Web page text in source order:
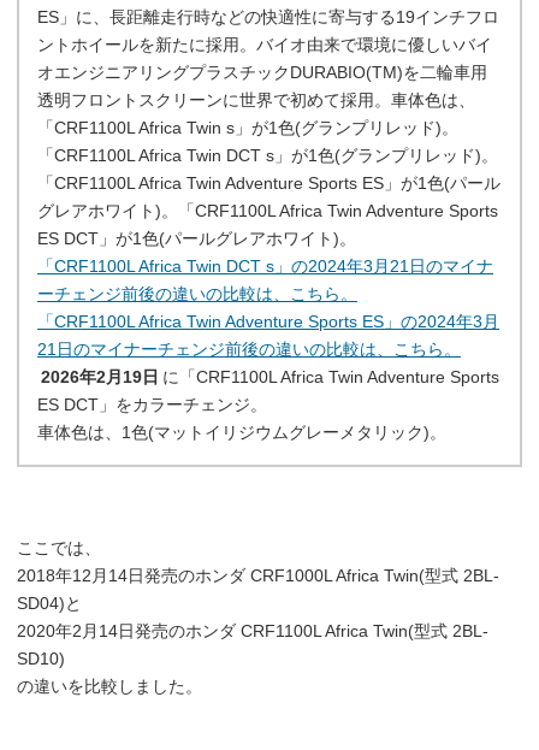
ES」に、長距離走行時などの快適性に寄与する19インチフロ
ントホイールを新たに採用。バイオ由来で環境に優しいバイ
オエンジニアリングプラスチックDURABIO(TM)を二輪車用
透明フロントスクリーンに世界で初めて採用。車体色は、
「CRF1100L Africa Twin s」が1色(グランプリレッド)。
「CRF1100L Africa Twin DCT s」が1色(グランプリレッド)。
「CRF1100L Africa Twin Adventure Sports ES」が1色(パール
グレアホワイト)。「CRF1100L Africa Twin Adventure Sports
ES DCT」が1色(パールグレアホワイト)。
「CRF1100L Africa Twin DCT s」の2024年3月21日のマイナ
ーチェンジ前後の違いの比較は、こちら。
「CRF1100L Africa Twin Adventure Sports ES」の2024年3月
21日のマイナーチェンジ前後の違いの比較は、こちら。
2026年2月19日 に「CRF1100L Africa Twin Adventure Sports
ES DCT」をカラーチェンジ。
車体色は、1色(マットイリジウムグレーメタリック)。
ここでは、
2018年12月14日発売のホンダ CRF1000L Africa Twin(型式 2BL-
SD04)と
2020年2月14日発売のホンダ CRF1100L Africa Twin(型式 2BL-
SD10)
の違いを比較しました。